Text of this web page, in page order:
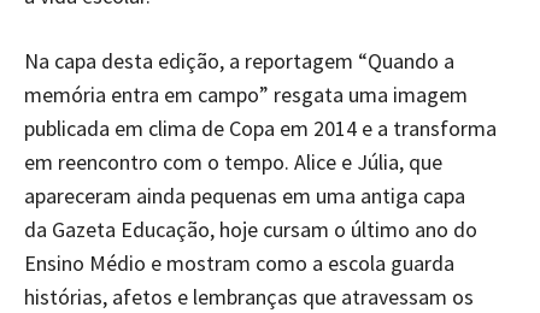
Na capa desta edição, a reportagem “Quando a
memória entra em campo” resgata uma imagem
publicada em clima de Copa em 2014 e a transforma
em reencontro com o tempo. Alice e Júlia, que
apareceram ainda pequenas em uma antiga capa
da Gazeta Educação, hoje cursam o último ano do
Ensino Médio e mostram como a escola guarda
histórias, afetos e lembranças que atravessam os